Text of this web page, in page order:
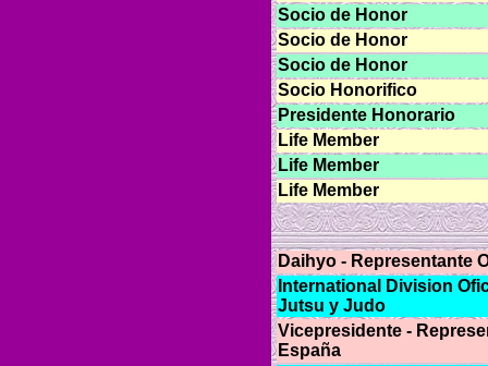
Socio de Honor
Socio de Honor
Socio de Honor
Socio Honorifico
Presidente Honorario
Life Member
Life Member
Life Member
Daihyo - Representante
International Division
Jutsu y Judo
Vicepresidente -
España